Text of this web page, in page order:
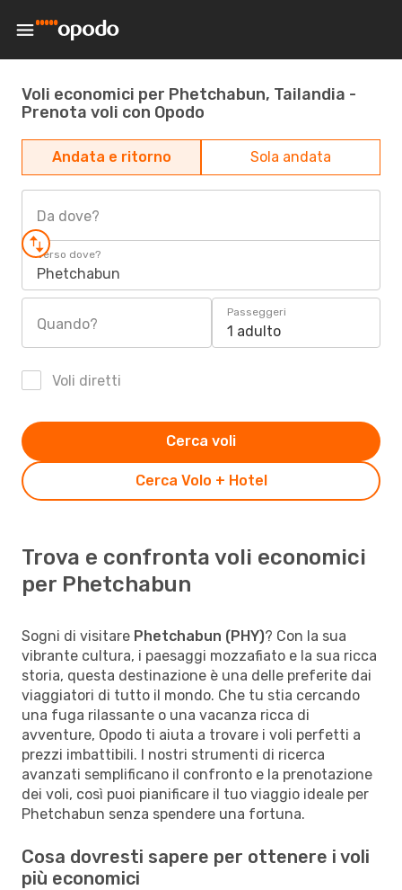
Voli economici per Phetchabun, Tailandia -
Prenota voli con Opodo
Andata e ritorno Sola andata
Da dove?
Verso dove?
Phetchabun
Quando?
Passeggeri
1 adulto
Voli diretti
Cerca Volo + Hotel
Cerca voli
Trova e confronta voli economici
per Phetchabun
Sogni di visitare Phetchabun (PHY)? Con la sua
vibrante cultura, i paesaggi mozzafiato e la sua ricca
storia, questa destinazione è una delle preferite dai
viaggiatori di tutto il mondo. Che tu stia cercando
una fuga rilassante o una vacanza ricca di
avventure, Opodo ti aiuta a trovare i voli perfetti a
prezzi imbattibili. I nostri strumenti di ricerca
avanzati semplificano il confronto e la prenotazione
dei voli, così puoi pianificare il tuo viaggio ideale per
Phetchabun senza spendere una fortuna.
Cosa dovresti sapere per ottenere i voli
più economici